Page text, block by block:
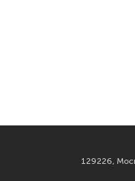
129226,